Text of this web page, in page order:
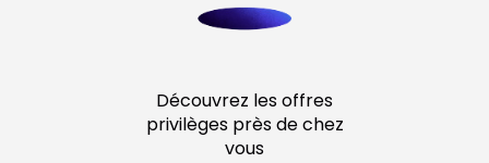
Découvrez les offres
privilèges près de chez
vous